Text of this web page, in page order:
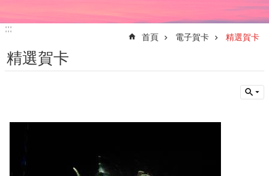
:::
:::
首頁 電子賀卡 精選賀卡
精選賀卡